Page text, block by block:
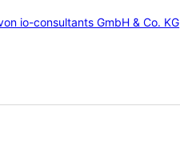
io-consultants GmbH & Co. KG